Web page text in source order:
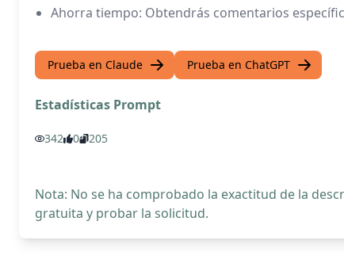
Ahorra tiempo: Obtendrás comentarios
Prueba en Claude Prueba en ChatGPT
Estadísticas Prompt
342 0 205
Nota: No se ha comprobado la exactitud de la
gratuita y probar la solicitud.